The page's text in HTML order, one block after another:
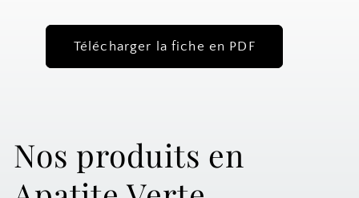
Télécharger la fiche en PDF
Nos produits en